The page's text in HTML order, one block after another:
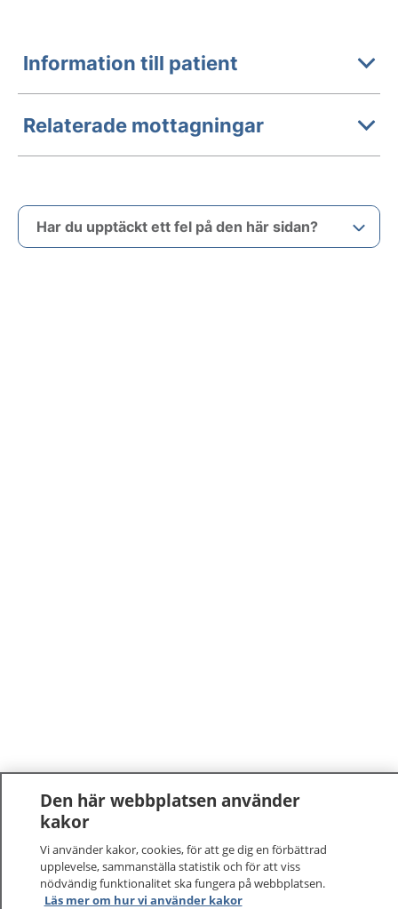
Information till patient
Relaterade mottagningar
Har du upptäckt ett fel på den här sidan?
Den här webbplatsen använder
kakor
Vi använder kakor, cookies, för att ge dig en förbättrad
upplevelse, sammanställa statistik och för att viss
nödvändig funktionalitet ska fungera på webbplatsen.
Läs mer om hur vi använder kakor